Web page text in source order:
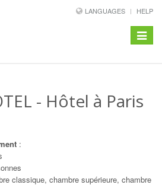
LANGUAGES HELP
Toggle
- Hôtel à Paris
:
classique, chambre supérieure, chambre